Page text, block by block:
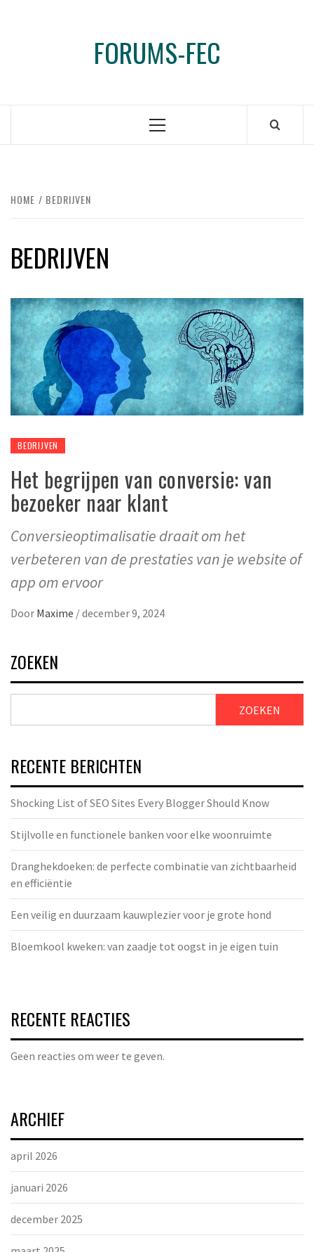
FORUMS-FEC
Primair
HOME BEDRIJVEN
BEDRIJVEN
BEDRIJVEN
Het begrijpen van conversie: van
bezoeker naar klant
Conversieoptimalisatie draait om het
verbeteren van de prestaties van je website of
app om ervoor
Door Maxime /december 9, 2024
ZOEKEN
ZOEKEN
RECENTE BERICHTEN
Shocking List of SEO Sites Every Blogger Should Know
Stijlvolle en functionele banken voor elke woonruimte
Dranghekdoeken: de perfecte combinatie van zichtbaarheid
en efficiëntie
Een veilig en duurzaam kauwplezier voor je grote hond
Bloemkool kweken: van zaadje tot oogst in je eigen tuin
RECENTE REACTIES
Geen reacties om weer te geven.
ARCHIEF
april 2026
januari 2026
december 2025